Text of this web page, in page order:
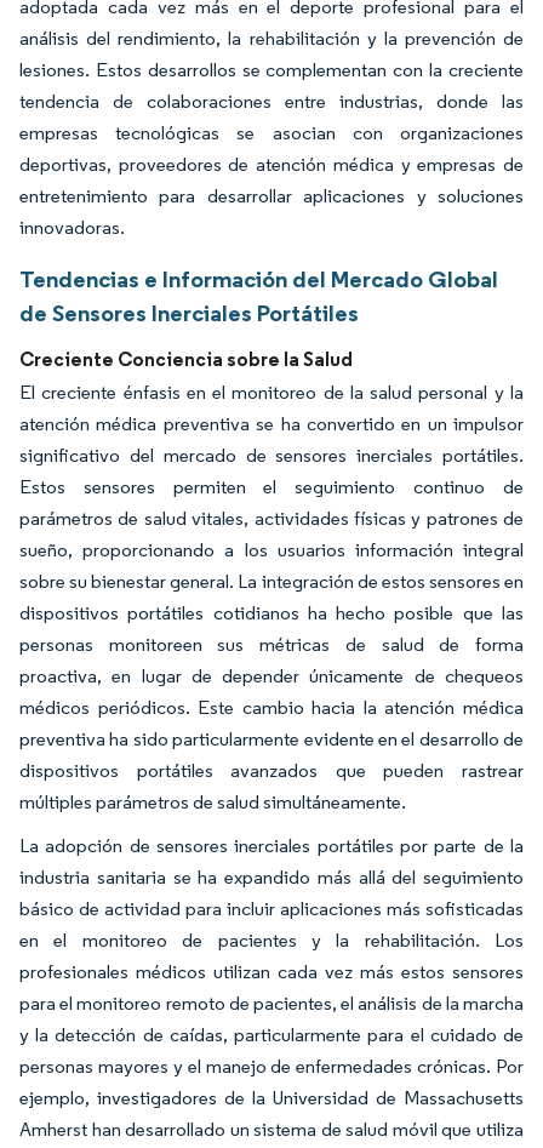
adoptada cada vez más en el deporte profesional para el
análisis del rendimiento, la rehabilitación y la prevención de
lesiones. Estos desarrollos se complementan con la creciente
tendencia de colaboraciones entre industrias, donde las
empresas tecnológicas se asocian con organizaciones
deportivas, proveedores de atención médica y empresas de
entretenimiento para desarrollar aplicaciones y soluciones
innovadoras.
Tendencias e Información del Mercado Global
de Sensores Inerciales Portátiles
Creciente Conciencia sobre la Salud
El creciente énfasis en el monitoreo de la salud personal y la
atención médica preventiva se ha convertido en un impulsor
significativo del mercado de sensores inerciales portátiles.
Estos sensores permiten el seguimiento continuo de
parámetros de salud vitales, actividades físicas y patrones de
sueño, proporcionando a los usuarios información integral
sobre su bienestar general. La integración de estos sensores en
dispositivos portátiles cotidianos ha hecho posible que las
personas monitoreen sus métricas de salud de forma
proactiva, en lugar de depender únicamente de chequeos
médicos periódicos. Este cambio hacia la atención médica
preventiva ha sido particularmente evidente en el desarrollo de
dispositivos portátiles avanzados que pueden rastrear
múltiples parámetros de salud simultáneamente.
La adopción de sensores inerciales portátiles por parte de la
industria sanitaria se ha expandido más allá del seguimiento
básico de actividad para incluir aplicaciones más sofisticadas
en el monitoreo de pacientes y la rehabilitación. Los
profesionales médicos utilizan cada vez más estos sensores
para el monitoreo remoto de pacientes, el análisis de la marcha
y la detección de caídas, particularmente para el cuidado de
personas mayores y el manejo de enfermedades crónicas. Por
ejemplo, investigadores de la Universidad de Massachusetts
Amherst han desarrollado un sistema de salud móvil que utiliza